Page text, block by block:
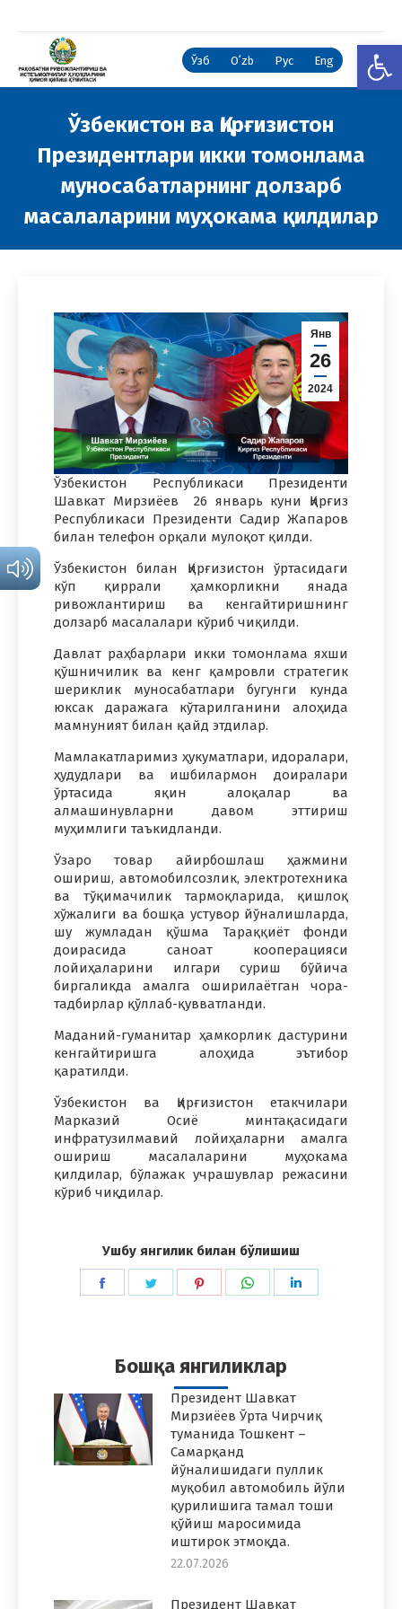
Ўзб Oʻzb Рус Eng
Ўзбекистон ва Қирғизистон
Президентлари икки томонлама
муносабатларнинг долзарб
масалаларини муҳокама қилдилар
Янв
26
2024
Ўзбекистон Республикаси Президенти
Шавкат Мирзиёев 26 январь куни Қирғиз
Республикаси Президенти Садир Жапаров
билан телефон орқали мулоқот қилди.
Ўзбекистон билан Қирғизистон ўртасидаги
кўп қиррали ҳамкорликни янада
ривожлантириш ва кенгайтиришнинг
долзарб масалалари кўриб чиқилди.
Давлат раҳбарлари икки томонлама яхши
қўшничилик ва кенг қамровли стратегик
шериклик муносабатлари бугунги кунда
юксак даражага кўтарилганини алоҳида
мамнуният билан қайд этдилар.
Мамлакатларимиз ҳукуматлари, идоралари,
ҳудудлари ва ишбилармон доиралари
ўртасида яқин алоқалар ва
алмашинувларни давом эттириш
муҳимлиги таъкидланди.
Ўзаро товар айирбошлаш ҳажмини
ошириш, автомобилсозлик, электротехника
ва тўқимачилик тармоқларида, қишлоқ
хўжалиги ва бошқа устувор йўналишларда,
шу жумладан қўшма Тараққиёт фонди
доирасида саноат кооперацияси
лойиҳаларини илгари суриш бўйича
биргаликда амалга оширилаётган чора-
тадбирлар қўллаб-қувватланди.
Маданий-гуманитар ҳамкорлик дастурини
кенгайтиришга алоҳида эътибор
қаратилди.
Ўзбекистон ва Қирғизистон етакчилари
Марказий Осиё минтақасидаги
инфратузилмавий лойиҳаларни амалга
ошириш масалаларини муҳокама
қилдилар, бўлажак учрашувлар режасини
кўриб чиқдилар.
Ушбу янгилик билан бўлишиш
Share
Share
Share
Share
Бошқа янгиликлар
Президент Шавкат
Мирзиёев Ўрта Чирчиқ
туманида Тошкент –
Самарқанд
йўналишидаги пуллик
муқобил автомобиль йўли
қурилишига тамал тоши
қўйиш маросимида
иштирок этмоқда.
22.07.2026
Президент Шавкат